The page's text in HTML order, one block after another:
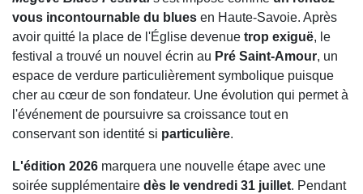
vous incontournable du blues en Haute-Savoie. Après
avoir quitté la place de l'Église devenue trop exiguë, le
festival a trouvé un nouvel écrin au Pré Saint-Amour, un
espace de verdure particulièrement symbolique puisque
cher au cœur de son fondateur. Une évolution qui permet à
l'événement de poursuivre sa croissance tout en
conservant son identité si particulière.
L'édition 2026 marquera une nouvelle étape avec une
soirée supplémentaire dès le vendredi 31 juillet. Pendant